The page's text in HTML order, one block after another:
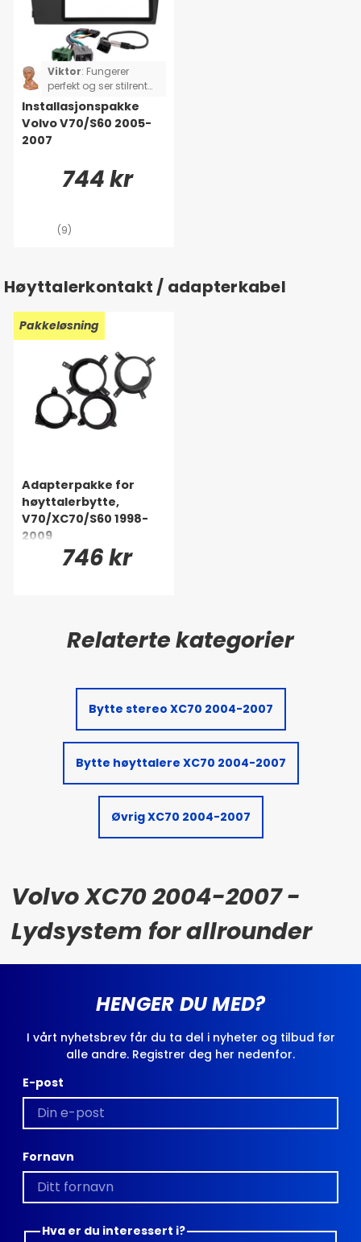
Viktor: Fungerer
perfekt og ser stilrent
ut.
Installasjonspakke
Volvo V70/S60 2005-
2007
744 kr
(9)
Høyttalerkontakt / adapterkabel
Pakkeløsning
Adapterpakke for
høyttalerbytte,
V70/XC70/S60 1998-
2009
746 kr
Bytte stereo XC70 2004-2007
Bytte høyttalere XC70 2004-2007
Øvrig XC70 2004-2007
Volvo XC70 2004-2007 -
Lydsystem for allrounder
HENGER DU MED?
I vårt nyhetsbrev får du ta del i nyheter og tilbud før
alle andre. Registrer deg her nedenfor.
E-post
Fornavn
Hva er du interessert i?